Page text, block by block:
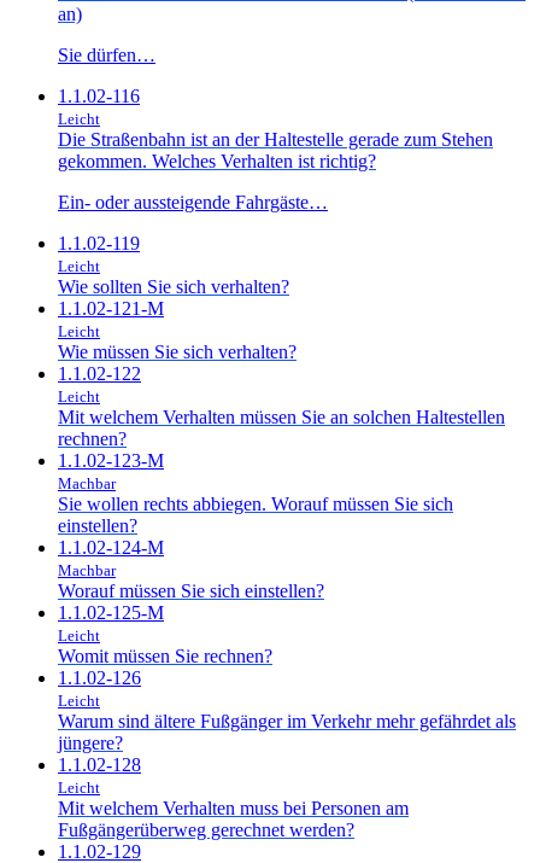
an)
Sie dürfen…
1.1.02-116
Leicht
Die Straßenbahn ist an der Haltestelle gerade zum Stehen
gekommen. Welches Verhalten ist richtig?
Ein- oder aussteigende Fahrgäste…
1.1.02-119
Leicht
Wie sollten Sie sich verhalten?
1.1.02-121-M
Leicht
Wie müssen Sie sich verhalten?
1.1.02-122
Leicht
Mit welchem Verhalten müssen Sie an solchen Haltestellen
rechnen?
1.1.02-123-M
Machbar
Sie wollen rechts abbiegen. Worauf müssen Sie sich
einstellen?
1.1.02-124-M
Machbar
Worauf müssen Sie sich einstellen?
1.1.02-125-M
Leicht
Womit müssen Sie rechnen?
1.1.02-126
Leicht
Warum sind ältere Fußgänger im Verkehr mehr gefährdet als
jüngere?
1.1.02-128
Leicht
Mit welchem Verhalten muss bei Personen am
Fußgängerüberweg gerechnet werden?
1.1.02-129